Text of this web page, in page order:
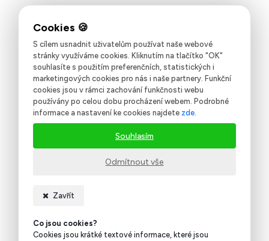
S cílem usnadnit uživatelům používat naše webové
stránky využíváme cookies. Kliknutím na tlačítko "OK"
souhlasíte s použitím preferenčních, statistických i
marketingových cookies pro nás i naše partnery. Funkční
cookies jsou v rámci zachování funkčnosti webu
používány po celou dobu procházení webem. Podrobné
informace a nastavení ke cookies najdete zde.
Odmítnout vše
Souhlasím
Zavřít
Co jsou cookies?
Cookies jsou krátké textové informace, které jsou